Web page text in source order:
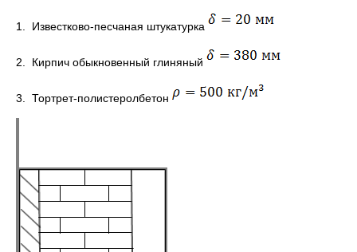
1. Известково-песчаная штукатурка
2. Кирпич обыкновенный глиняный
3. Тортрет-полистеролбетон